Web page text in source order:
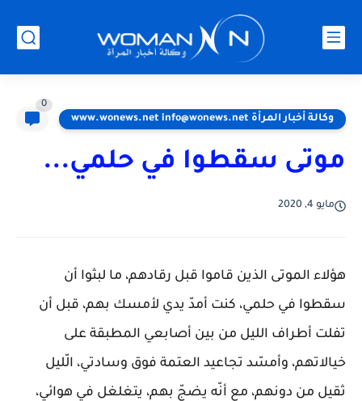
وكالة أخبار المرأة www.wonews.net info@wonews.net
0
موتى سقطوا في حلمي...
مايو 4, 2020
هؤلاء الموتى الذين قاموا قبل رقادهم، ما لبثوا أن
سقطوا في حلمي، كنت أمدّ يدي لأمسك بهم، قبل أن
تفلت أطراف الليل من بين أصابعي المطبقة على
خيالاتهم، وأمسّد تجاعيد العتمة فوق وسادتي، الّليل
ثقيل من دونهم، مع أنّه يضجّ بهم، يتغلغل في هوائي،